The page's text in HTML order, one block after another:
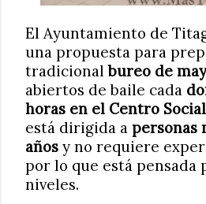
El Ayuntamiento de
una propuesta para
tradicionalbureo de
abiertos de baile cada
horas en el Centro Social
está dirigida a personas
años y no requiere
por lo que está pensada
niveles.